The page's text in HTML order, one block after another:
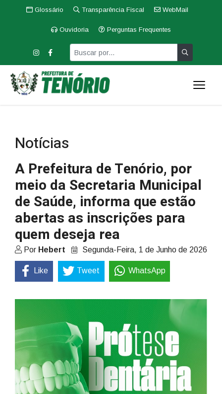
Glossário Transparência Fiscal WebMail
Ouvidoria Perguntas Frequentes
Notícias
A Prefeitura de Tenório, por
meio da Secretaria Municipal
de Saúde, informa que estão
abertas as inscrições para
quem deseja rea
Por Hebert Segunda-Feira, 1 de Junho de 2026
Like Tweet WhatsApp